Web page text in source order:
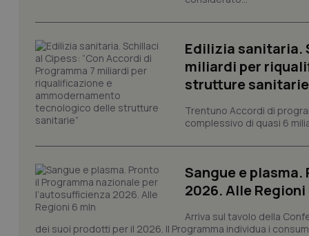
Edilizia sanitaria.
miliardi per
strutture
Trentuno Accordi di
complessivo di quasi 6
Sangue e
2026. Alle Regioni
Arriva sul tavolo della
dei suoi prodotti per il 2026. Il Programma individua i
tracking-sites-
session-id
_ga